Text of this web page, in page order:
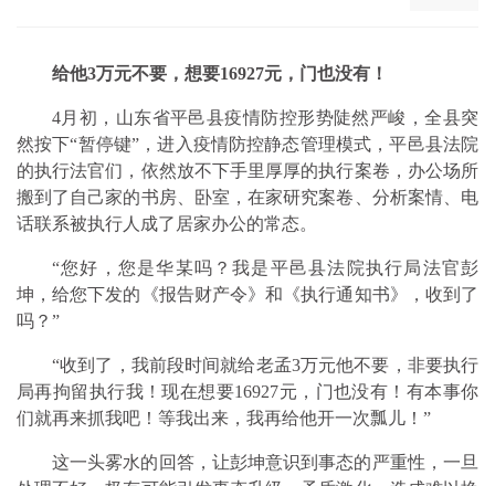
给他3万元不要，想要16927元，门也没有！
4月初，山东省平邑县疫情防控形势陡然严峻，全县突
然按下“暂停键”，进入疫情防控静态管理模式，平邑县法院
的执行法官们，依然放不下手里厚厚的执行案卷，办公场所
搬到了自己家的书房、卧室，在家研究案卷、分析案情、电
话联系被执行人成了居家办公的常态。
“您好，您是华某吗？我是平邑县法院执行局法官彭
坤，给您下发的《报告财产令》和《执行通知书》，收到了
吗？”
“收到了，我前段时间就给老孟3万元他不要，非要执行
局再拘留执行我！现在想要16927元，门也没有！有本事你
们就再来抓我吧！等我出来，我再给他开一次瓢儿！”
这一头雾水的回答，让彭坤意识到事态的严重性，一旦